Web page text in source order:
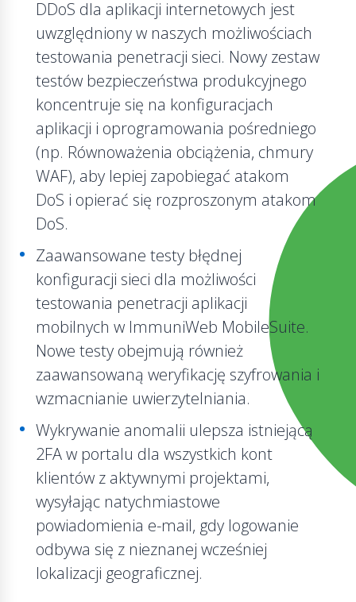
DDoS dla aplikacji internetowych jest
uwzględniony w naszych możliwościach
testowania penetracji sieci. Nowy zestaw
testów bezpieczeństwa produkcyjnego
koncentruje się na konfiguracjach
aplikacji i oprogramowania pośredniego
(np. Równoważenia obciążenia, chmury
WAF), aby lepiej zapobiegać atakom
DoS i opierać się rozproszonym atakom
DoS.
Zaawansowane testy błędnej
konfiguracji sieci dla możliwości
testowania penetracji aplikacji
mobilnych w ImmuniWeb MobileSuite.
Nowe testy obejmują również
zaawansowaną weryfikację szyfrowania i
wzmacnianie uwierzytelniania.
Wykrywanie anomalii ulepsza istniejącą
2FA w portalu dla wszystkich kont
klientów z aktywnymi projektami,
wysyłając natychmiastowe
powiadomienia e-mail, gdy logowanie
odbywa się z nieznanej wcześniej
lokalizacji geograficznej.